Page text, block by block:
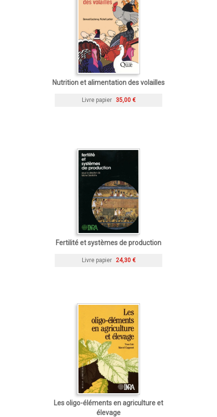
Nutrition et alimentation des volailles
Livre papier 35,00 €
Fertilité et systèmes de production
Livre papier 24,30 €
Les oligo-éléments en agriculture et
élevage